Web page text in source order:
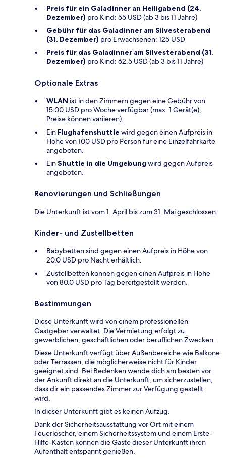
Preis für ein Galadinner an Heiligabend (24.
Dezember) pro Kind: 55 USD (ab 3 bis 11 Jahre)
Gebühr für das Galadinner am Silvesterabend
(31. Dezember) pro Erwachsenen: 125 USD
Preis für das Galadinner am Silvesterabend (31.
Dezember) pro Kind: 62.5 USD (ab 3 bis 11 Jahre)
Optionale Extras
WLAN ist in den Zimmern gegen eine Gebühr von
15.00 USD pro Woche verfügbar (max. 1 Gerät(e),
Preise können variieren).
Ein Flughafenshuttle wird gegen einen Aufpreis in
Höhe von 100 USD pro Person für eine Einzelfahrkarte
angeboten.
EinShuttle in die Umgebung wird gegen Aufpreis
angeboten.
Renovierungen und Schließungen
Die Unterkunft ist vom 1. April bis zum 31. Mai geschlossen.
Kinder- und Zustellbetten
Babybetten sind gegen einen Aufpreis in Höhe von
20.0 USD pro Nacht erhältlich.
Zustellbetten können gegen einen Aufpreis in Höhe
von 80.0 USD pro Tag bereitgestellt werden.
Bestimmungen
Diese Unterkunft wird von einem professionellen
Gastgeber verwaltet. Die Vermietung erfolgt zu
gewerblichen, geschäftlichen oder beruflichen Zwecken.
Diese Unterkunft verfügt über Außenbereiche wie Balkone
oder Terrassen, die möglicherweise nicht für Kinder
geeignet sind. Bei Bedenken wende dich am besten vor
der Ankunft direkt an die Unterkunft, um sicherzustellen,
dass dir ein passendes Zimmer zur Verfügung gestellt
wird.
In dieser Unterkunft gibt es keinen Aufzug.
Dank der Sicherheitsausstattung vor Ort mit einem
Feuerlöscher, einem Sicherheitssystem und einem Erste-
Hilfe-Kasten können die Gäste dieser Unterkunft ihren
Aufenthalt entspannt genießen.